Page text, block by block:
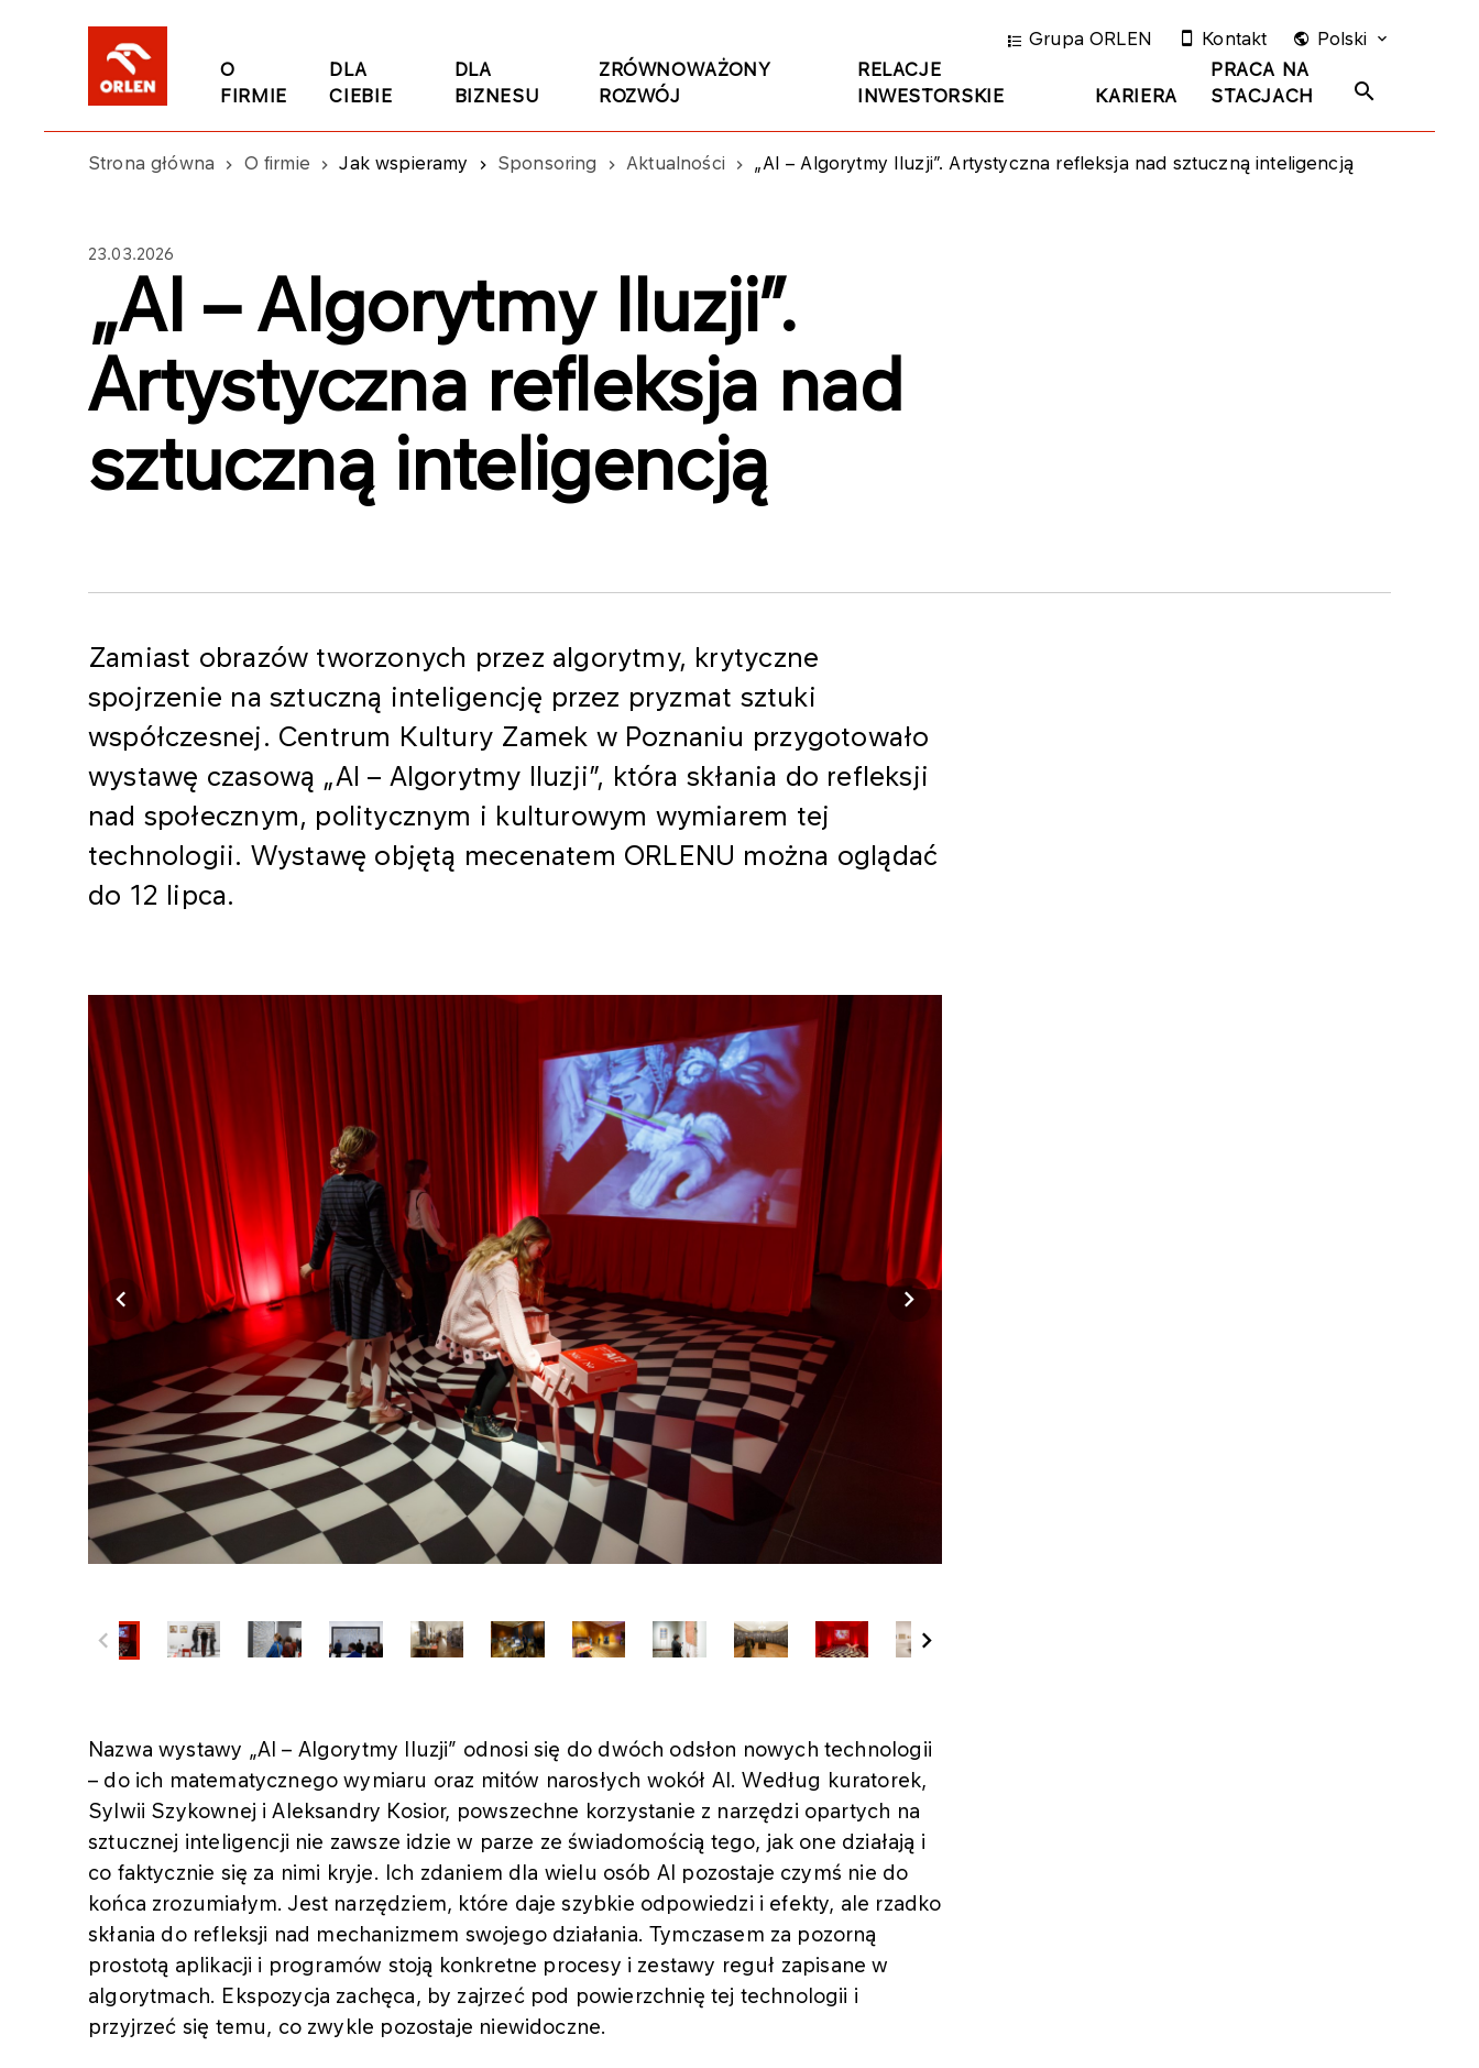
O
FIRMIE
DLA
CIEBIE
DLA
BIZNESU
ZRÓWNOWAŻONY
ROZWÓJ
RELACJE
INWESTORSKIE
KARIERA
PRACA NA
STACJACH
Grupa ORLEN Kontakt Polski
Strona główna O firmie Jak wspieramy Sponsoring Aktualności „AI – Algorytmy Iluzji”. Artystyczna refleksja nad sztuczną inteligencją
23.03.2026
„AI – Algorytmy Iluzji”.
Artystyczna refleksja nad
sztuczną inteligencją
Zamiast obrazów tworzonych przez algorytmy, krytyczne
spojrzenie na sztuczną inteligencję przez pryzmat sztuki
współczesnej. Centrum Kultury Zamek w Poznaniu przygotowało
wystawę czasową „AI – Algorytmy Iluzji”, która skłania do refleksji
nad społecznym, politycznym i kulturowym wymiarem tej
technologii. Wystawę objętą mecenatem ORLENU można oglądać
do 12 lipca.
Nazwa wystawy „AI – Algorytmy Iluzji” odnosi się do dwóch odsłon nowych technologii
– do ich matematycznego wymiaru oraz mitów narosłych wokół AI. Według kuratorek,
Sylwii Szykownej i Aleksandry Kosior, powszechne korzystanie z narzędzi opartych na
sztucznej inteligencji nie zawsze idzie w parze ze świadomością tego, jak one działają i
co faktycznie się za nimi kryje. Ich zdaniem dla wielu osób AI pozostaje czymś nie do
końca zrozumiałym. Jest narzędziem, które daje szybkie odpowiedzi i efekty, ale rzadko
skłania do refleksji nad mechanizmem swojego działania. Tymczasem za pozorną
prostotą aplikacji i programów stoją konkretne procesy i zestawy reguł zapisane w
algorytmach. Ekspozycja zachęca, by zajrzeć pod powierzchnię tej technologii i
przyjrzeć się temu, co zwykle pozostaje niewidoczne.